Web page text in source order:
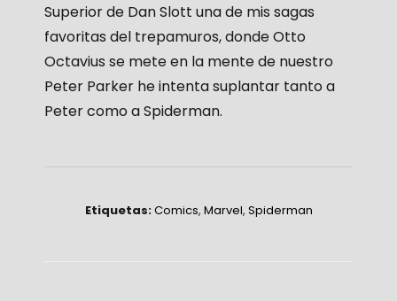
Superior de Dan Slott una de mis sagas
favoritas del trepamuros, donde Otto
Octavius se mete en la mente de nuestro
Peter Parker he intenta suplantar tanto a
Peter como a Spiderman.
Etiquetas:Comics, Marvel, Spiderman